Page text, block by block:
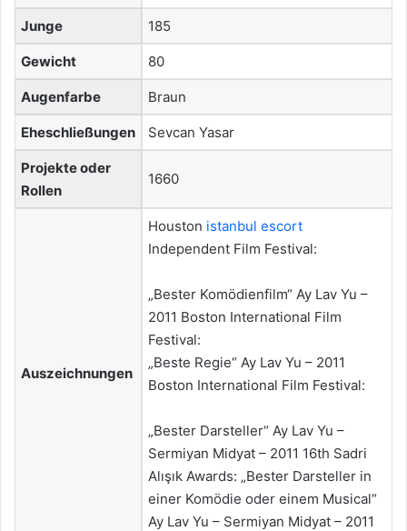
Junge 185
Gewicht 80
Augenfarbe Braun
Eheschließungen Sevcan Yasar
Projekte oder
Rollen
1660
Auszeichnungen
Houston istanbul escort
Independent Film Festival:
„Bester Komödienfilm“ Ay Lav Yu –
2011 Boston International Film
Festival:
„Beste Regie“ Ay Lav Yu – 2011
Boston International Film Festival:
„Bester Darsteller“ Ay Lav Yu –
Sermiyan Midyat – 2011 16th Sadri
Alışık Awards: „Bester Darsteller in
einer Komödie oder einem Musical“
Ay Lav Yu – Sermiyan Midyat – 2011